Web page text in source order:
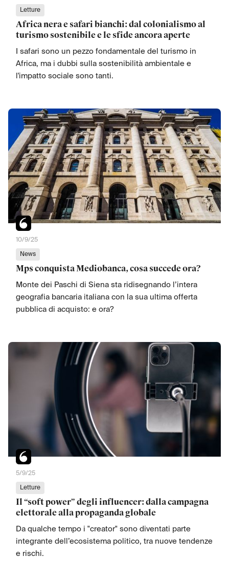
Letture
Africa nera e safari bianchi: dal colonialismo al
turismo sostenibile e le sfide ancora aperte
I safari sono un pezzo fondamentale del turismo in
Africa, ma i dubbi sulla sostenibilità ambientale e
l'impatto sociale sono tanti.
10/9/25
News
Mps conquista Mediobanca, cosa succede ora?
Monte dei Paschi di Siena sta ridisegnando l’intera
geografia bancaria italiana con la sua ultima offerta
pubblica di acquisto: e ora?
5/9/25
Letture
Il “soft power” degli influencer: dalla campagna
elettorale alla propaganda globale
Da qualche tempo i "creator" sono diventati parte
integrante dell’ecosistema politico, tra nuove tendenze
e rischi.